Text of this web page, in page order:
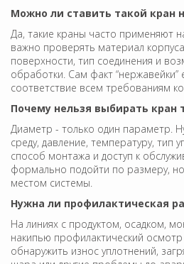
Можно ли ставить такой кран
Да, такие краны часто применяют
важно проверять материал
поверхности, тип соединения и
обработки. Сам факт
соответствие всем требованиям
Почему нельзя выбирать кран
Диаметр - только один параметр.
среду, давление, температуру, тип
способ монтажа и доступ к
формально подойти по размеру,
местом системы.
Нужна ли профилактическая
На линиях с продуктом, осадком,
накипью профилактический
обнаружить износ уплотнений,